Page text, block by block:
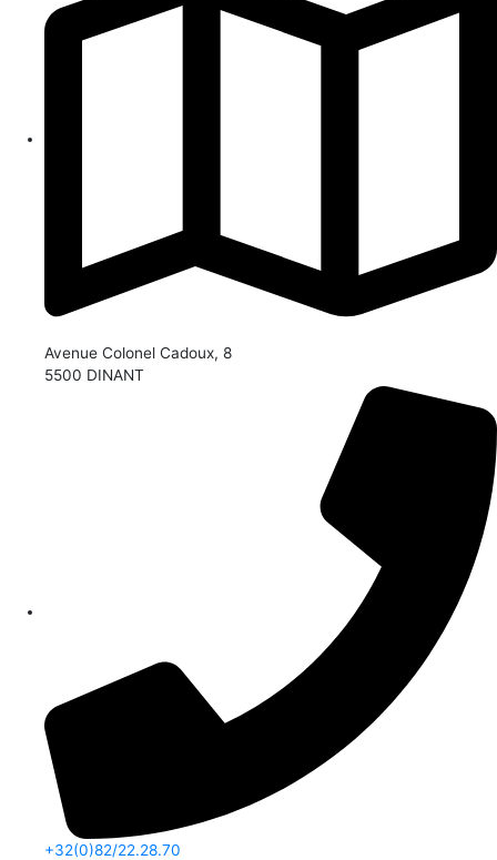
Avenue Colonel Cadoux, 8
5500 DINANT
+32(0)82/22.28.70